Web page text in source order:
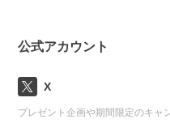
公式アカウント
X
プレゼント企画や期間限定のキャ